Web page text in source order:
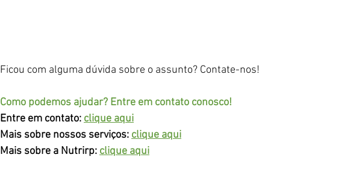
Ficou com alguma dúvida sobre o assunto? Contate-nos!
Como podemos ajudar? Entre em contato conosco!
Entre em contato: clique aqui
Mais sobre nossos serviços: clique aqui
Mais sobre a Nutrirp: clique aqui